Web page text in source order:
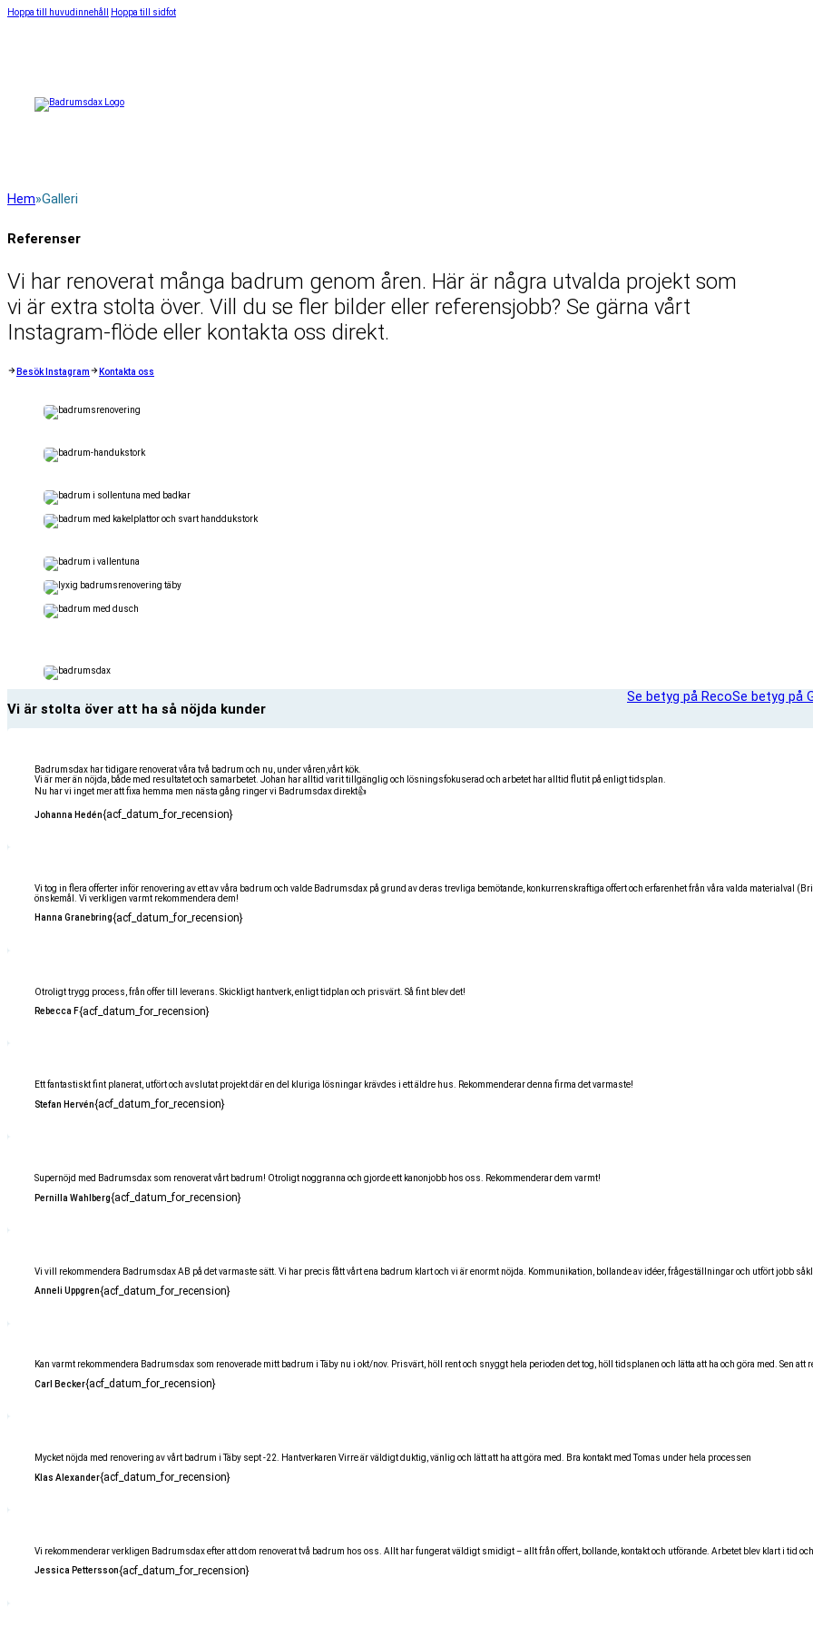
Hoppa till huvudinnehåll Hoppa till sidfot
Hem Galleri
Referenser
Vi har renoverat många badrum genom åren. Här är några utvalda projekt som
vi är extra stolta över. Vill du se fler bilder eller referensjobb? Se gärna vårt
Instagram-flöde eller kontakta oss direkt.
Besök Instagram Kontakta oss
Vi är stolta över att ha så nöjda kunder
Se betyg på RecoSe betyg på
Badrumsdax har tidigare renoverat våra två badrum och nu, under våren,vårt kök.
Vi är mer än nöjda, både med resultatet och samarbetet. Johan har alltid varit tillgänglig och lösningsfokuserad och arbetet har alltid flutit på enligt tidsplan.
Nu har vi inget mer att fixa hemma men nästa gång ringer vi Badrumsdax direkt👍
Johanna Hedén{acf_datum_for_recension}
Vi tog in flera offerter inför renovering av ett av våra badrum och valde Badrumsdax på grund av deras trevliga bemötande, konkurrenskraftiga offert och erfarenhet från våra valda materialval
önskemål. Vi verkligen varmt rekommendera dem!
Hanna Granebring{acf_datum_for_recension}
Otroligt trygg process, från offer till leverans. Skickligt hantverk, enligt tidplan och prisvärt. Så fint blev det!
Rebecca F{acf_datum_for_recension}
Ett fantastiskt fint planerat, utfört och avslutat projekt där en del kluriga lösningar krävdes i ett äldre hus. Rekommenderar denna firma det varmaste!
Stefan Hervén{acf_datum_for_recension}
Supernöjd med Badrumsdax som renoverat vårt badrum! Otroligt noggranna och gjorde ett kanonjobb hos oss. Rekommenderar dem varmt!
Pernilla Wahlberg{acf_datum_for_recension}
Vi vill rekommendera Badrumsdax AB på det varmaste sätt. Vi har precis fått vårt ena badrum klart och vi är enormt nöjda. Kommunikation, bollande av idéer, frågeställningar och utfört jobb
Anneli Uppgren{acf_datum_for_recension}
Kan varmt rekommendera Badrumsdax som renoverade mitt badrum i Täby nu i okt/nov. Prisvärt, höll rent och snyggt hela perioden det tog, höll tidsplanen och lätta att ha och göra med. Sen
Carl Becker{acf_datum_for_recension}
Mycket nöjda med renovering av vårt badrum i Täby sept -22. Hantverkaren Virre är väldigt duktig, vänlig och lätt att ha att göra med. Bra kontakt med Tomas under hela processen
Klas Alexander{acf_datum_for_recension}
Vi rekommenderar verkligen Badrumsdax efter att dom renoverat två badrum hos oss. Allt har fungerat väldigt smidigt – allt från offert, bollande, kontakt och utförande. Arbetet blev klart i tid
Jessica Pettersson{acf_datum_for_recension}